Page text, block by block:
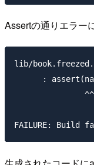
Assertの通りエラー
lib/
: